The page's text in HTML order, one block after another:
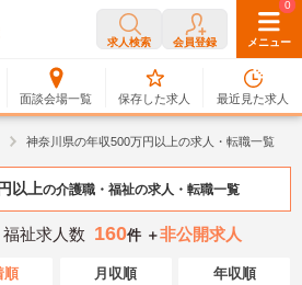
求人検索 会員登録 メニュー
面談会場一覧
0
保存した求人
0
最近見た求人
神奈川県の年収500万円以上の求人・転職一覧
以上の介護職・福祉の求人・転職一覧
祉求人数 160件 ＋非公開求人
順 月収順 年収順